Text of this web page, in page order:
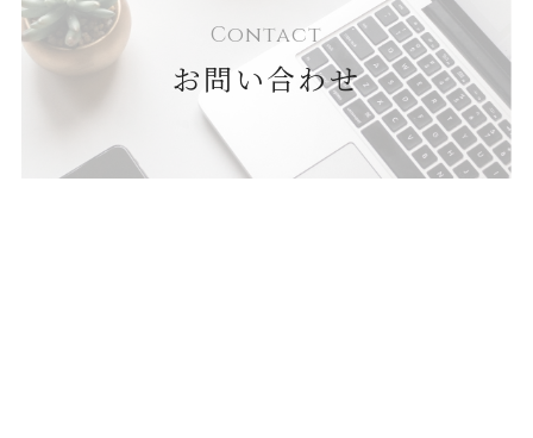
Contact
お問い合わせ